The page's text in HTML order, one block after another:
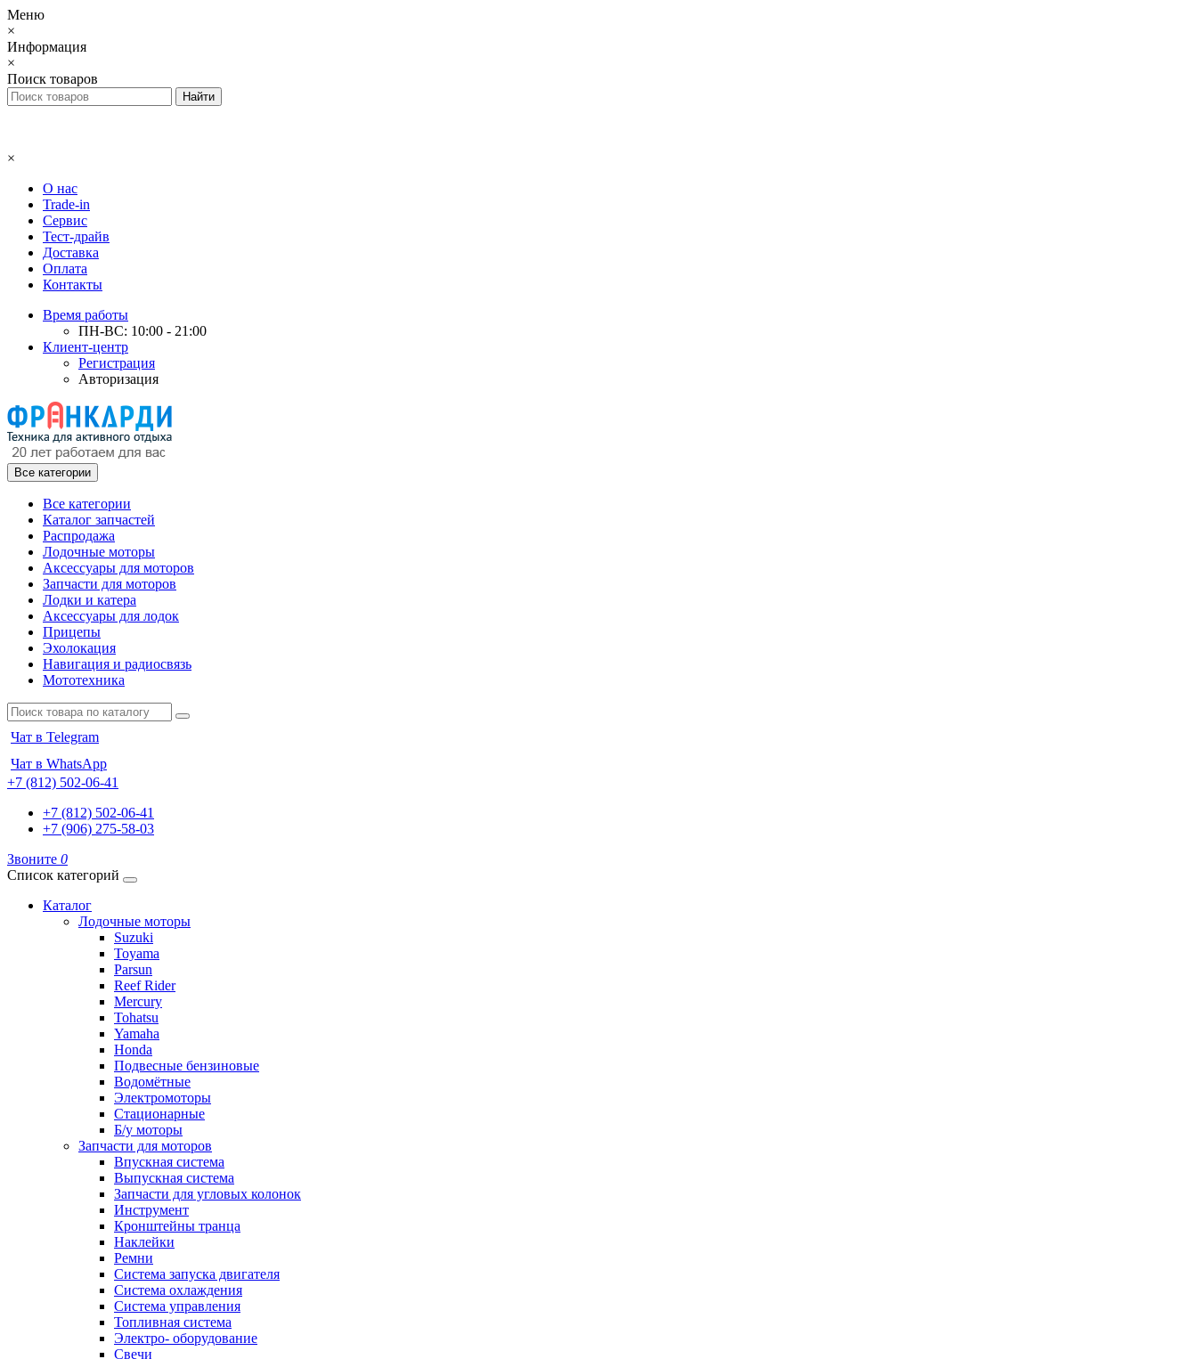
Меню
×
Информация
×
Поиск товаров
×
О нас
Trade-in
Сервис
Тест-драйв
Доставка
Оплата
Контакты
Время работы
ПН-ВС: 10:00 - 21:00
Клиент-центр
Регистрация
Авторизация
Все категории
Все категории
Каталог запчастей
Распродажа
Лодочные моторы
Аксессуары для моторов
Запчасти для моторов
Лодки и катера
Аксессуары для лодок
Прицепы
Эхолокация
Навигация и радиосвязь
Мототехника
Чат в Telegram
Чат в WhatsApp
+7 (812) 502-06-41
+7 (812) 502-06-41
+7 (906) 275-58-03
Звоните 0
Список категорий
Каталог
Лодочные моторы
Suzuki
Toyama
Parsun
Reef Rider
Mercury
Tohatsu
Yamaha
Honda
Подвесные бензиновые
Водомётные
Электромоторы
Стационарные
Б/у моторы
Запчасти для моторов
Впускная система
Выпускная система
Запчасти для угловых колонок
Инструмент
Кронштейны транца
Наклейки
Ремни
Система запуска двигателя
Система охлаждения
Система управления
Топливная система
Электро- оборудование
Свечи